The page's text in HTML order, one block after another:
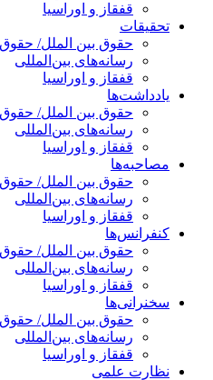
قفقاز و اوراسیا
تحقیقات
حقوق بین الملل/ حقوق
رسانه‌های بین‌المللی
قفقاز و اوراسیا
یادداشت‌ها
حقوق بین الملل/ حقوق
رسانه‌های بین‌المللی
قفقاز و اوراسیا
مصاحبه‌ها
حقوق بین الملل/ حقوق
رسانه‌های بین‌المللی
قفقاز و اوراسیا
کنفرانس‌ها
حقوق بین الملل/ حقوق
رسانه‌های بین‌المللی
قفقاز و اوراسیا
سخنرانی‌ها
حقوق بین الملل/ حقوق
رسانه‌های بین‌المللی
قفقاز و اوراسیا
نظارت علمی